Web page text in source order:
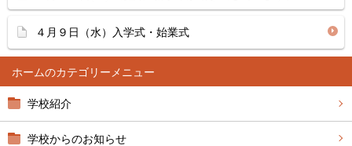
ホーム
学校紹介
学校からのお知らせ
４月９日（水）入学式・始業式